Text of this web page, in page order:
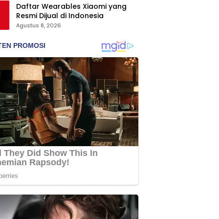
Daftar Wearables Xiaomi yang
Resmi Dijual di Indonesia
Agustus 8, 2026